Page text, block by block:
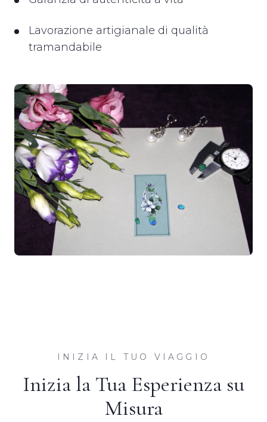
Lavorazione artigianale di qualità
tramandabile
INIZIA IL TUO VIAGGIO
Inizia la Tua Esperienza su
Misura